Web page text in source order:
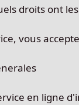
droits ont
vous
en ligne